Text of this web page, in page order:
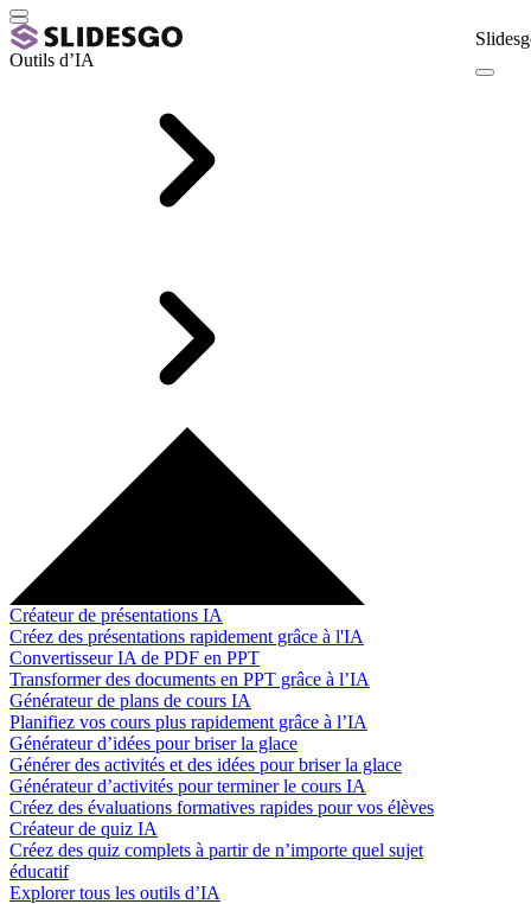
Outils d’IA
Créateur de présentations IA
Créez des présentations rapidement grâce à l'IA
Convertisseur IA de PDF en PPT
Transformer des documents en PPT grâce à l’IA
Générateur de plans de cours IA
Planifiez vos cours plus rapidement grâce à l’IA
Générateur d’idées pour briser la glace
Générer des activités et des idées pour briser la glace
Générateur d’activités pour terminer le cours IA
Créez des évaluations formatives rapides pour vos élèves
Créateur de quiz IA
Créez des quiz complets à partir de n’importe quel sujet
éducatif
Explorer tous les outils d’IA